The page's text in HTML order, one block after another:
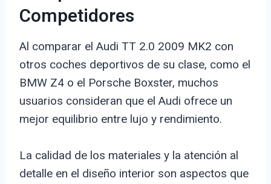
Competidores
Al comparar el Audi TT 2.0 2009 MK2 con
otros coches deportivos de su clase, como el
BMW Z4 o el Porsche Boxster, muchos
usuarios consideran que el Audi ofrece un
mejor equilibrio entre lujo y rendimiento.
La calidad de los materiales y la atención al
detalle en el diseño interior son aspectos que